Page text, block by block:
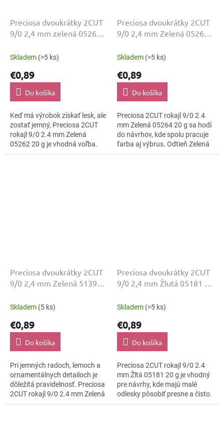
Preciosa dvoukrátky 2CUT
9/0 2,4 mm zelená 05262
Skladem (>5 ks)
€0,89
Do košíka
Keď má výrobok získať lesk, ale
zostať jemný, Preciosa 2CUT
rokajl 9/0 2.4 mm Zelená
05262 20 g je vhodná voľba.
Farba Zelená ostáva čitateľná
Preciosa dvoukrátky 2CUT
9/0 2,4 mm Zelená 05264
Skladem (>5 ks)
€0,89
Do košíka
Preciosa 2CUT rokajl 9/0 2.4
mm Zelená 05264 20 g sa hodí
do návrhov, kde spolu pracuje
farba aj výbrus. Odtieň Zelená
dopĺňa lesklo brúsená a
Preciosa dvoukrátky 2CUT
9/0 2,4 mm Zelená 51396
Skladem (5 ks)
€0,89
Do košíka
Pri jemných radoch, lemoch a
ornamentálnych detailoch je
dôležitá pravidelnosť. Preciosa
2CUT rokajl 9/0 2.4 mm Zelená
51396 20 g spája tvar Preciosa
Preciosa dvoukrátky 2CUT
9/0 2,4 mm Žlutá 05181 20
Skladem (>5 ks)
€0,89
Do košíka
Preciosa 2CUT rokajl 9/0 2.4
mm Žltá 05181 20 g je vhodný
pre návrhy, kde majú malé
odlesky pôsobiť presne a čisto.
Odtieň Žltá, povrch lesklo